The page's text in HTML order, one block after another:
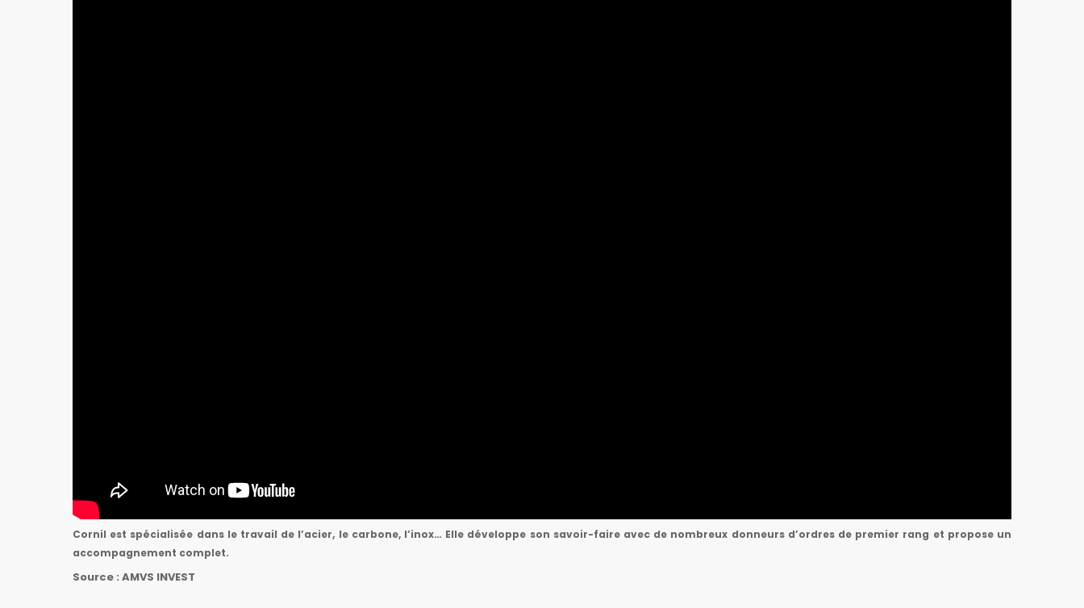
Cornil est spécialisée dans le travail de l’acier, le carbone, l’inox… Elle développe son savoir-faire avec de nombreux donneurs d’ordres de premier rang et propose un
accompagnement complet.
Source : AMVS INVEST